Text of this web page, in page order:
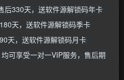
18.7.1 iOS26.0-26.0.1
2个月前
后330天，送软件源解锁码年卡
天，送软件源解锁码季卡
天，送软件源解锁码月卡
可享受一对一VIP服务，售后期